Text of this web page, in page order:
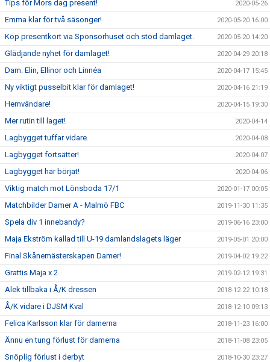
Tips för Mors dag present! 2020-05-26
Emma klar för två säsonger! 2020-05-20 16:00
Köp presentkort via Sponsorhuset och stöd damlaget. 2020-05-20 14:20
Glädjande nyhet för damlaget! 2020-04-29 20:18
Dam: Elin, Ellinor och Linnéa 2020-04-17 15:45
Ny viktigt pusselbit klar för damlaget! 2020-04-16 21:19
Hemvändare! 2020-04-15 19:30
Mer rutin till laget! 2020-04-14
Lagbygget tuffar vidare. 2020-04-08
Lagbygget fortsätter! 2020-04-07
Lagbygget har börjat! 2020-04-06
Viktig match mot Lönsboda 17/1 2020-01-17 00:05
Matchbilder Damer A - Malmö FBC 2019-11-30 11:35
Spela div 1 innebandy? 2019-06-16 23:00
Maja Ekström kallad till U-19 damlandslagets läger 2019-05-01 20:00
Final Skånemästerskapen Damer! 2019-04-02 19:22
Grattis Maja x 2 2019-02-12 19:31
Alek tillbaka i Å/K dressen 2018-12-22 10:18
Å/K vidare i DJSM Kval 2018-12-10 09:13
Felica Karlsson klar för damerna 2018-11-23 16:00
Ännu en tung förlust för damerna 2018-11-08 23:05
Snöplig förlust i derbyt 2018-10-30 23:27